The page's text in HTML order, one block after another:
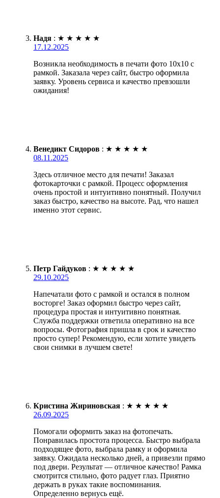
Надя : ★ ★ ★ ★ ★
17.12.2025
Возникла необходимость в печати фото 10х10 с
рамкой. Заказала через сайт, быстро оформила
заявку. Уровень сервиса и качество превзошли
ожидания!
Венедикт Сидоров : ★ ★ ★ ★ ★
08.11.2025
Здесь отличное место для печати! Заказал
фотокарточки с рамкой. Процесс оформления
очень простой и интуитивно понятный. Получил
заказ быстро, качество на высоте. Рад, что нашел
именно этот сервис.
Петр Гайдуков : ★ ★ ★ ★ ★
29.10.2025
Напечатали фото с рамкой и остался в полном
восторге! Заказ оформил быстро через сайт,
процедура простая и интуитивно понятная.
Служба поддержки ответила оперативно на все
вопросы. Фотография пришла в срок и качество
просто супер! Рекомендую, если хотите увидеть
свои снимки в лучшем свете!
Кристина Жириновская : ★ ★ ★ ★ ★
26.09.2025
Помогали оформить заказ на фотопечать.
Понравилась простота процесса. Быстро выбрала
подходящее фото, выбрала рамку и оформила
заявку. Ожидала несколько дней, а привезли прямо
под двери. Результат — отличное качество! Рамка
смотрится стильно, фото радует глаз. Приятно
держать в руках такие воспоминания.
Определенно вернусь ещё.